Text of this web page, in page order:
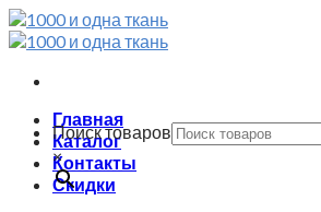
Skip
to
Главная
Каталог
Контакты
Скидки
Поиск товаров
×